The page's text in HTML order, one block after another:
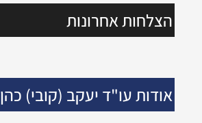
הצלחות אחרונות
אודות עו"ד יעקב (קובי) כהן